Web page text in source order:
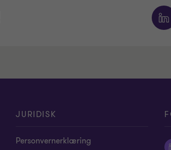
JURIDISK
Personvernerklæring